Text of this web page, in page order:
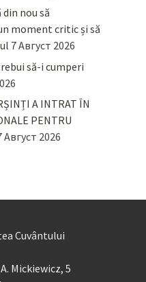
nou să
moment critic și să
7 Август 2026
să-i cumperi
A INTRAT ÎN
PENTRU
Август 2026
Cuvântului
Mickiewicz, 5